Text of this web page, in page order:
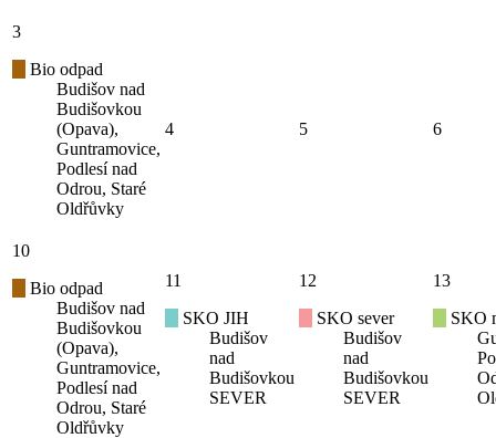
3
Bio odpad
Budišov nad
Budišovkou
(Opava),
Guntramovice,
Podlesí nad
Odrou, Staré
Oldřůvky
4 5 6
10
Bio odpad
Budišov nad
Budišovkou
(Opava),
Guntramovice,
Podlesí nad
Odrou, Staré
Oldřůvky
11
SKO JIH
Budišov
nad
Budišovkou
SEVER
12
SKO sever
Budišov
nad
Budišovkou
SEVER
13
SKO